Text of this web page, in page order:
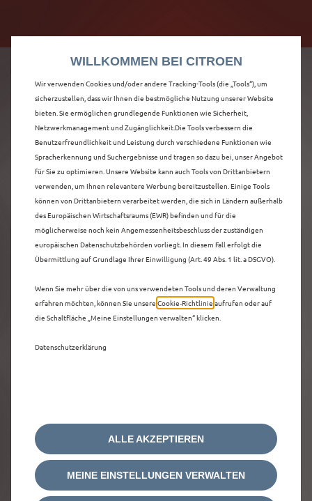
ENTDECKEN SIE ALLE
C5 X IN ESCHWEILER
WILLKOMMEN BEI CITROEN
Wir verwenden Cookies und/oder andere Tracking-Tools (die „Tools“), um
sicherzustellen, dass wir Ihnen die bestmögliche Nutzung unserer Website
bieten. Sie ermöglichen grundlegende Funktionen wie Sicherheit,
Netzwerkmanagement und Zugänglichkeit.Die Tools verbessern die
Benutzerfreundlichkeit und Leistung durch verschiedene Funktionen wie
Spracherkennung und Suchergebnisse und tragen so dazu bei, unser Angebot
für Sie zu optimieren. Unsere Website kann auch Tools von Drittanbietern
verwenden, um Ihnen relevantere Werbung bereitzustellen. Einige Tools
können von Drittanbietern verarbeitet werden, die sich in Ländern außerhalb
des Europäischen Wirtschaftsraums (EWR) befinden und für die
möglicherweise noch kein Angemessenheitsbeschluss der zuständigen
europäischen Datenschutzbehörden vorliegt. In diesem Fall erfolgt die
Übermittlung auf Grundlage Ihrer Einwilligung (Art. 49 Abs. 1 lit. a DSGVO).
Wenn Sie mehr über die von uns verwendeten Tools und deren Verwaltung
erfahren möchten, können Sie unsere Cookie‑Richtlinie aufrufen oder auf
die Schaltfläche „Meine Einstellungen verwalten“ klicken.
Datenschutzerklärung
MEINE EINSTELLUNGEN VERWALTEN
ALLE AKZEPTIEREN